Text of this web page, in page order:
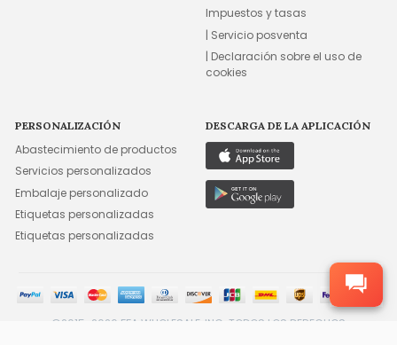
Impuestos y tasas
| Servicio posventa
| Declaración sobre el uso de
cookies
PERSONALIZACIÓN
Abastecimiento de productos
Servicios personalizados
Embalaje personalizado
Etiquetas personalizadas
Etiquetas personalizadas
DESCARGA DE LA APLICACIÓN
©2015-2026 FFA WHOLESALE, INC. TODOS LOS DERECHOS